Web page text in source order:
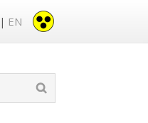
| EN